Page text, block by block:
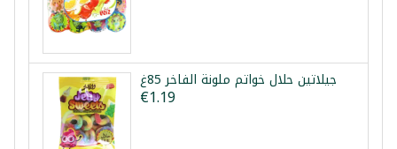
جيلاتين حلال خواتم ملونة الفاخر 85غ
€1.19